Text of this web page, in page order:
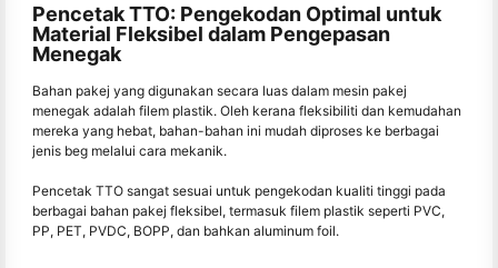
Pencetak TTO: Pengekodan Optimal untuk
Material Fleksibel dalam Pengepasan
Menegak
Bahan pakej yang digunakan secara luas dalam mesin pakej
menegak adalah filem plastik. Oleh kerana fleksibiliti dan kemudahan
mereka yang hebat, bahan-bahan ini mudah diproses ke berbagai
jenis beg melalui cara mekanik.
Pencetak TTO sangat sesuai untuk pengekodan kualiti tinggi pada
berbagai bahan pakej fleksibel, termasuk filem plastik seperti PVC,
PP, PET, PVDC, BOPP, dan bahkan aluminum foil.